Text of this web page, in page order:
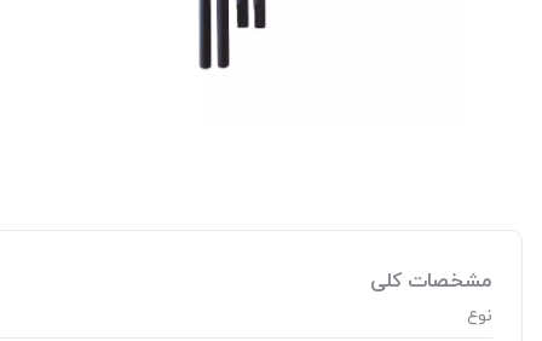
مشخصات کلی
نوع